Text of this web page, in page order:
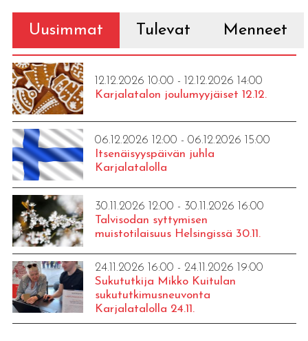
Uusimmat Tulevat Menneet
12.12.2026 10:00 - 12.12.2026 14:00
Karjalatalon joulumyyjäiset 12.12.
06.12.2026 12:00 - 06.12.2026 15:00
Itsenäisyyspäivän juhla
Karjalatalolla
30.11.2026 12:00 - 30.11.2026 16:00
Talvisodan syttymisen
muistotilaisuus Helsingissä 30.11.
24.11.2026 16:00 - 24.11.2026 19:00
Sukututkija Mikko Kuitulan
sukututkimusneuvonta
Karjalatalolla 24.11.